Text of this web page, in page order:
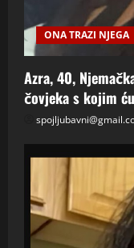
ONA TRAZI NJEGA
Azra, 40,
čovjeka s kojim